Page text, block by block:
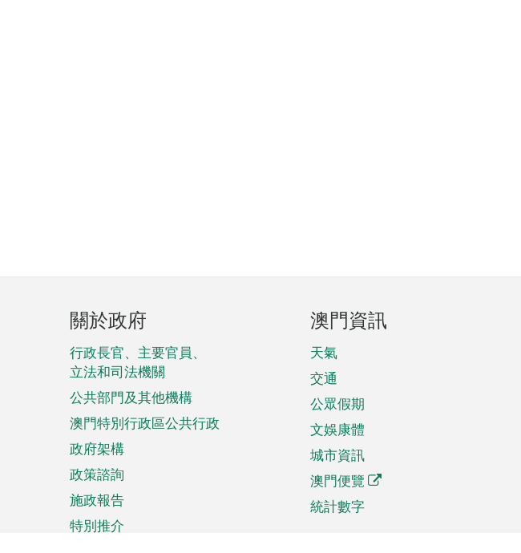
頁
腳
菜
單
關於政府
行政長官、主要官員、
立法和司法機關
公共部門及其他機構
澳門特別行政區公共行政
政府架構
政策諮詢
施政報告
特別推介
澳門資訊
天氣
交通
公眾假期
文娛康體
城市資訊
澳門便覽
統計數字